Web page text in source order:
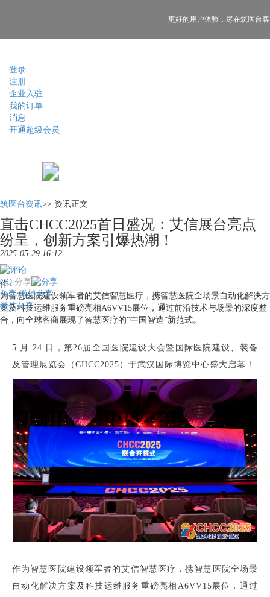
登录
注册
企业入驻
我的订单
消息
开通超级会员
更好的用户体验， 尽在筑医台
筑医台资讯>> 资讯正文
直击CHCC2025首日盛况：艾信展台亮点
纷呈，创新方案引爆热潮！
2025-05-29 16:12
分享
QQ
分享 微博分享
微信分享
作
为智慧医院建设领军者的艾信智慧医疗，携智慧医院全场景自动化解决方
案及科技运维服务重磅亮相A6VV15展位，通过前沿技术与场景的深度整
合，向全球客商展现了智慧医疗的“中国智造”新范式。
5 月 24 日，第26届全国医院建设大会暨国际医院建设、装备
及管理展览会（CHCC2025）于武汉国际博览中心盛大启幕！
作为智慧医院建设领军者的艾信智慧医疗，携智慧医院全场景
自动化解决方案及科技运维服务重磅亮相A6VV15展位，通过